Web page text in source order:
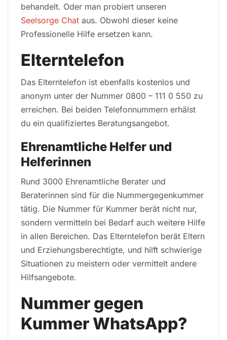
behandelt. Oder man probiert unseren
Seelsorge Chat aus. Obwohl dieser keine
Professionelle Hilfe ersetzen kann.
Elterntelefon
Das Elterntelefon ist ebenfalls kostenlos und
anonym unter der Nummer 0800 – 111 0 550 zu
erreichen. Bei beiden Telefonnummern erhälst
du ein qualifiziertes Beratungsangebot.
Ehrenamtliche Helfer und
Helferinnen
Rund 3000 Ehrenamtliche Berater und
Beraterinnen sind für die Nummergegenkummer
tätig. Die Nummer für Kummer berät nicht nur,
sondern vermitteln bei Bedarf auch weitere Hilfe
in allen Bereichen. Das Elterntelefon berät Eltern
und Erziehungsberechtigte, und hilft schwierige
Situationen zu meistern oder vermittelt andere
Hilfsangebote.
Nummer gegen
Kummer WhatsApp?